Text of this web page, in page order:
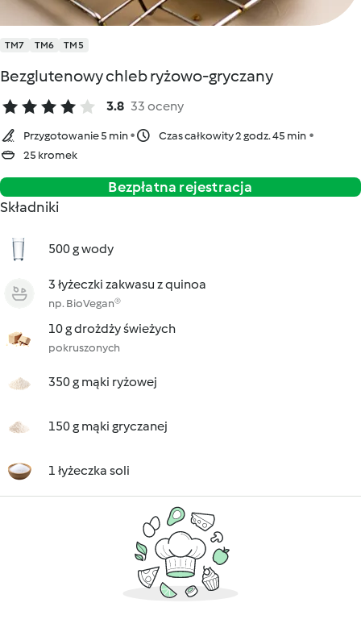
TM7 TM6 TM5
Bezglutenowy chleb ryżowo-gryczany
3.8 33 oceny
Przygotowanie 5 min
Czas całkowity 2 godz. 45 min
25 kromek
Bezpłatna rejestracja
Składniki
500 g wody
3 łyżeczki zakwasu z quinoa
np. BioVegan®
10 g drożdży świeżych
pokruszonych
350 g mąki ryżowej
150 g mąki gryczanej
1 łyżeczka soli